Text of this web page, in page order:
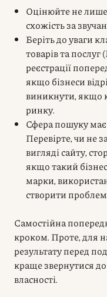
Оцінюйте не лише
схожість за
Беріть до уваги
товарів та
реєстрації
якщо бізнеси
виникнути, якщо
ринку.
Сфера пошуку
Перевірте, чи не
вигляді сайту,
якщо такий
марки,
створити
Самостійна
кроком. Проте, для
результату перед
краще звернутися
власності.